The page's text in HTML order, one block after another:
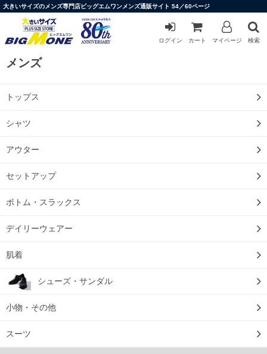
大きいサイズのメンズ専門店ビッグエムワンメンズ通販サイト 54／60ページ
ログイン カート マイページ 検索
メンズ
トップス
シャツ
アウター
セットアップ
ボトム・スラックス
デイリーウェアー
肌着
シューズ・サンダル
小物・その他
スーツ